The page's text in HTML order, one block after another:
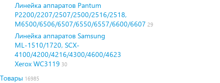
Линейка аппаратов Pantum
P2200/2207/2507/2500/2516/2518,
M6500/6506/6507/6550/6557/6600/6607 29
Линейка аппаратов Samsung
ML-1510/1720, SCX-
4100/4200/4216/4300/4600/4623
Xerox WC3119 30
Товары 16985